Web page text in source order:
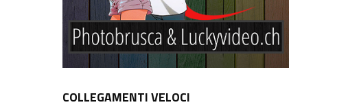
COLLEGAMENTI VELOCI